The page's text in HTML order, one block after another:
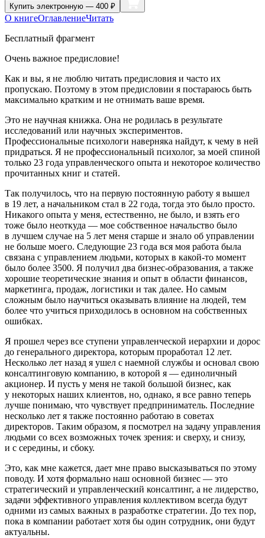
Купить электронную — 400 ₽
О книгеОглавлениеЧитать
Бесплатный фрагмент
Очень важное предисловие!
Как и вы, я не люблю читать предисловия и часто их
пропускаю. Поэтому в этом предисловии я постараюсь быть
максимально кратким и не отнимать ваше время.
Это не научная книжка. Она не родилась в результате
исследований или научных экспериментов.
Профессиональные психологи наверняка найдут, к чему в ней
придраться. Я не профессиональный психолог, за моей спиной
только 23 года управленческого опыта и некоторое количество
прочитанных книг и статей.
Так получилось, что на первую постоянную работу я вышел
в 19 лет, а начальником стал в 22 года, тогда это было просто.
Никакого опыта у меня, естественно, не было, и взять его
тоже было неоткуда — мое собственное начальство было
в лучшем случае на 5 лет меня старше и знало об управлении
не больше моего. Следующие 23 года вся моя работа была
связана с управлением людьми, которых в какой-то момент
было более 3500. Я получил два бизнес-образования, а также
хорошие теоретические знания и опыт в области финансов,
маркетинга, продаж, логистики и так далее. Но самым
сложным было научиться оказывать влияние на людей, тем
более что учиться приходилось в основном на собственных
ошибках.
Я прошел через все ступени управленческой иерархии и дорос
до генерального директора, которым проработал 12 лет.
Несколько лет назад я ушел с наемной службы и основал свою
консалтинговую компанию, в которой я — единоличный
акционер. И пусть у меня не такой большой бизнес, как
у некоторых наших клиентов, но, однако, я все равно теперь
лучше понимаю, что чувствует предприниматель. Последние
несколько лет я также постоянно работаю в советах
директоров. Таким образом, я посмотрел на задачу управления
людьми со всех возможных точек зрения: и сверху, и снизу,
и с середины, и сбоку.
Это, как мне кажется, дает мне право высказываться по этому
поводу. И хотя формально наш основной бизнес — это
стратегический и управленческий консалтинг, а не лидерство,
задачи эффективного управления коллективом всегда будут
одними из самых важных в разработке стратегии. До тех пор,
пока в компании работает хотя бы один сотрудник, они будут
актуальны.